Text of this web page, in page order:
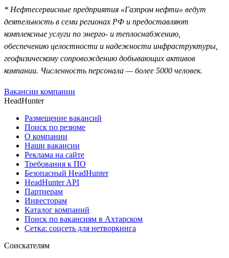
* Нефтесервисные предприятия «Газпром нефти» ведут
деятельность в семи регионах РФ и предоставляют
комплексные услуги по энерго- и теплоснабжению,
обеспечению целостности и надежности инфраструктуры,
геофизическому сопровождению добывающих активов
компании. Численность персонала — более 5000 человек.
Вакансии компании
HeadHunter
Размещение вакансий
Поиск по резюме
О компании
Наши вакансии
Реклама на сайте
Требования к ПО
Безопасный HeadHunter
HeadHunter API
Партнерам
Инвесторам
Каталог компаний
Поиск по вакансиям в Ахтарском
Сетка: соцсеть для нетворкинга
Соискателям